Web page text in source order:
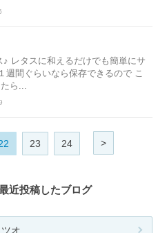
レタスに和えるだけでも簡単にサ
週間ぐらいなら保存できるので こ
ら...
23 24 >
近投稿したブログ
オ